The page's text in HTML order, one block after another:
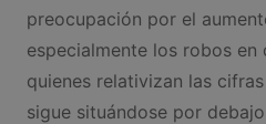
preocupación por el
especialmente los robos en
quienes relativizan las
sigue situándose por